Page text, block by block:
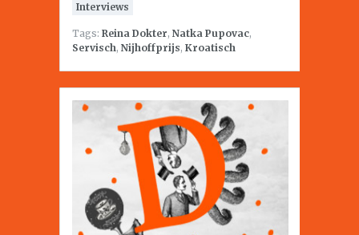
Interviews
Tags: Reina Dokter, Natka Pupovac,
Servisch, Nijhoffprijs, Kroatisch